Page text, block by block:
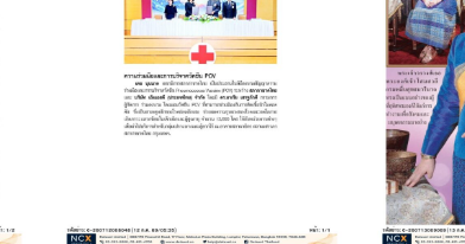
วัคซีน
Pneumococcus
Vaccine
สกู๊ป:
เธอ